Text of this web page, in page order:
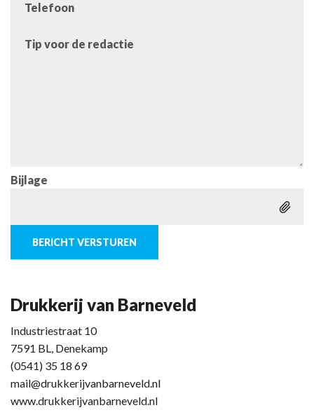
Telefoon
Tip voor de redactie
Bijlage
BERICHT VERSTUREN
Drukkerij van Barneveld
Industriestraat 10
7591 BL, Denekamp
(0541) 35 18 69
mail@drukkerijvanbarneveld.nl
www.drukkerijvanbarneveld.nl